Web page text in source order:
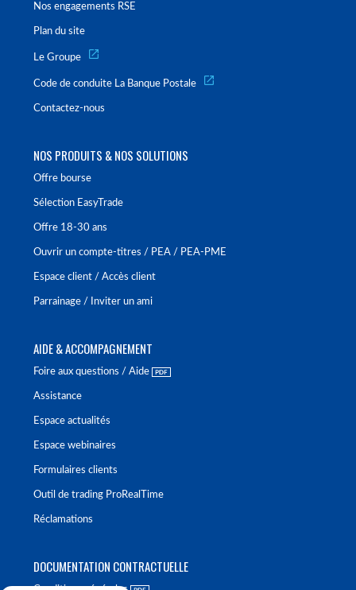
Nos engagements RSE
Plan du site
Le Groupe
Code de conduite La Banque Postale
Contactez-nous
NOS PRODUITS & NOS SOLUTIONS
Offre bourse
Sélection EasyTrade
Offre 18-30 ans
Ouvrir un compte-titres / PEA / PEA-PME
Espace client / Accès client
Parrainage / Inviter un ami
AIDE & ACCOMPAGNEMENT
Foire aux questions / Aide
Assistance
Espace actualités
Espace webinaires
Formulaires clients
Outil de trading ProRealTime
Réclamations
DOCUMENTATION CONTRACTUELLE